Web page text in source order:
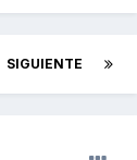
SIGUIENTE